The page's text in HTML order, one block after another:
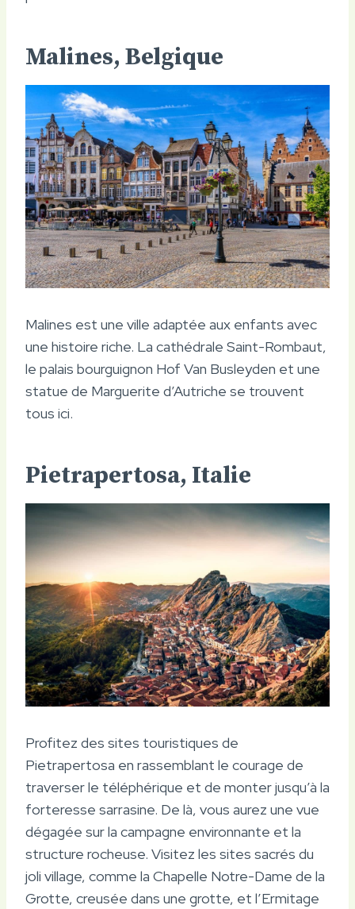
Malines, Belgique
Malines est une ville adaptée aux enfants avec
une histoire riche. La cathédrale Saint-Rombaut,
le palais bourguignon Hof Van Busleyden et une
statue de Marguerite d’Autriche se trouvent
tous ici.
Pietrapertosa, Italie
Profitez des sites touristiques de
Pietrapertosa en rassemblant le courage de
traverser le téléphérique et de monter jusqu’à la
forteresse sarrasine. De là, vous aurez une vue
dégagée sur la campagne environnante et la
structure rocheuse. Visitez les sites sacrés du
joli village, comme la Chapelle Notre-Dame de la
Grotte, creusée dans une grotte, et l’Ermitage